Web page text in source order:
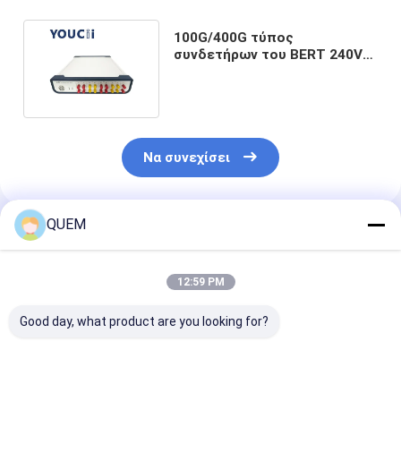
100G/400G τύπος
συνδετήρων του BERT 240V
Να συνεχίσει
Συνιστώμενα Προϊόντα
QUEM
12:59 PM
Good day, what product are you looking for?